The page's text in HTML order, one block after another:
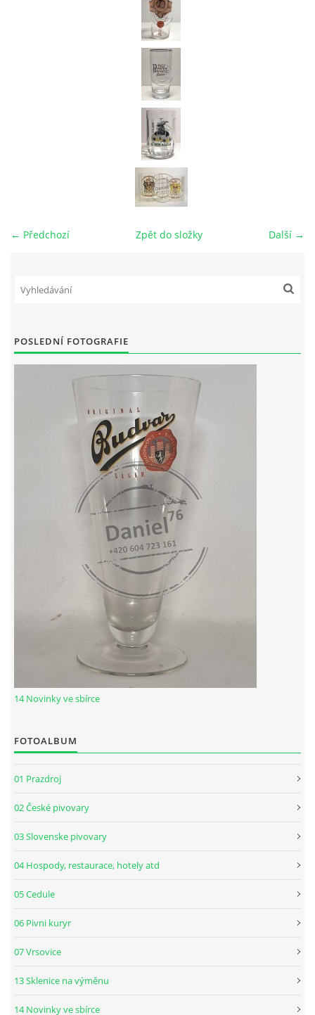
← Předchozí Další →
Zpět do složky
POSLEDNÍ FOTOGRAFIE
14 Novinky ve sbírce
FOTOALBUM
01 Prazdroj
02 České pivovary
03 Slovenske pivovary
04 Hospody, restaurace, hotely atd
05 Cedule
06 Pivni kuryr
07 Vrsovice
13 Sklenice na výměnu
14 Novinky ve sbírce